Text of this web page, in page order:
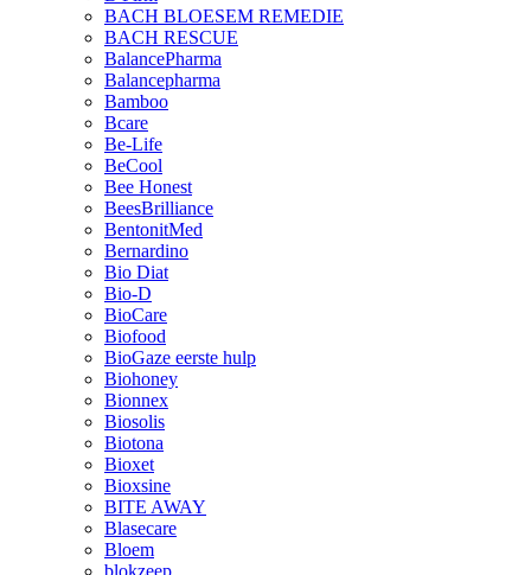
BACH BLOESEM REMEDIE
BACH RESCUE
BalancePharma
Balancepharma
Bamboo
Bcare
Be-Life
BeCool
Bee Honest
BeesBrilliance
BentonitMed
Bernardino
Bio Diat
Bio-D
BioCare
Biofood
BioGaze eerste hulp
Biohoney
Bionnex
Biosolis
Biotona
Bioxet
Bioxsine
BITE AWAY
Blasecare
Bloem
blokzeep